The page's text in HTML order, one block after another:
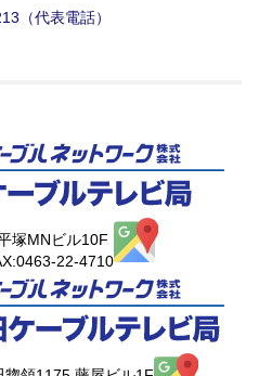
（代表電話）
塚MNビル10F
22-4710